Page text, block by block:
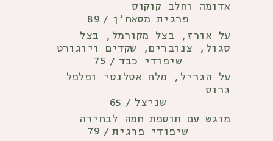
אדומה וחלב קוקוס
89 / פרגית מסאח‘ן
על אורז, בצל מקורמל, בצל
סגול, צנוברים, שקדים ויוגורט
75 / שיפודי כבד
על הגריל, מלח אטלנטי ופלפל
גרוס
65 / שניצל
מוגש עם תוספת חמה לבחירה
79 / שיפודי פרגית